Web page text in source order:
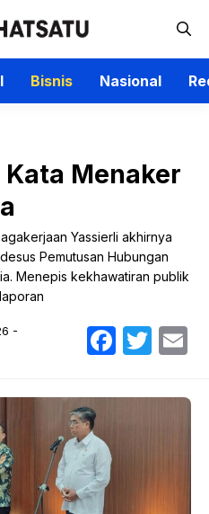
Bisnis Nasional
Kata Menaker
Yassierli akhirnya
Pemutusan Hubungan
Menepis kekhawatiran publik
-